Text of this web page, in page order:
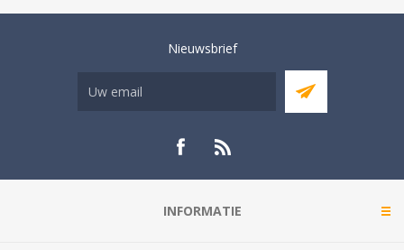
Nieuwsbrief
INFORMATIE